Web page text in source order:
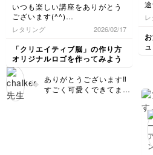
のある一枚になります♪
ぜひこれからも、お気に
入りの写真に文字を添え
て、ご自身らしい作品づ
くりを楽しんでください
ね🌼
いつも楽しい講座をありがとう
ございます(^^)
ロゴ作りって、デザインの学校
を卒業した人しか出来ないもの
と思っていましたが、先生の講
座を受講したら、ロゴ作りの基
本や気をつける事等を教えてい
ただけて、初心者ですが挑戦し
みようという気持ちになりまし
た(^^)
ひとまずHelloできました！
レタリング 2026/02/17
「クリエイティブ脳」の作り方
オリジナルロゴを作ってみよう
ありがとうございます‼️
すごく可愛くできてます